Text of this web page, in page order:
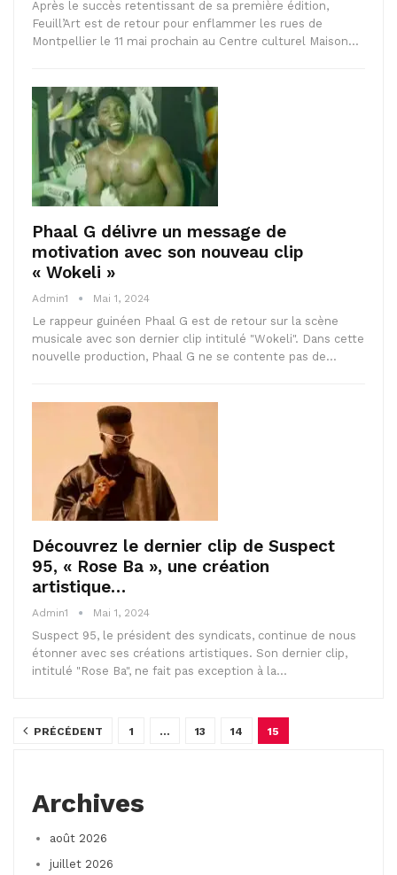
Après le succès retentissant de sa première édition,
Feuill’Art est de retour pour enflammer les rues de
Montpellier le 11 mai prochain au Centre culturel Maison…
Phaal G délivre un message de
motivation avec son nouveau clip
« Wokeli »
Admin1 Mai 1, 2024
Le rappeur guinéen Phaal G est de retour sur la scène
musicale avec son dernier clip intitulé "Wokeli". Dans cette
nouvelle production, Phaal G ne se contente pas de…
Découvrez le dernier clip de Suspect
95, « Rose Ba », une création
artistique…
Admin1 Mai 1, 2024
Suspect 95, le président des syndicats, continue de nous
étonner avec ses créations artistiques. Son dernier clip,
intitulé "Rose Ba", ne fait pas exception à la…
PRÉCÉDENT 1 … 13 14 15
Archives
août 2026
juillet 2026